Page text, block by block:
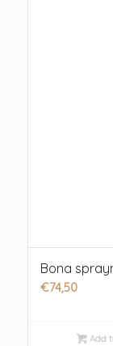
Bona
€74,50
Add